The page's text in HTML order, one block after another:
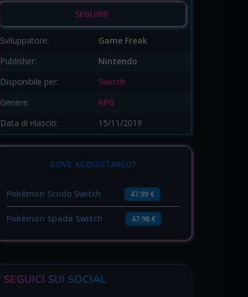
SEGUIMI
Sviluppatore:
Game Freak
Publisher:
Nintendo
Disponibile per:
Switch
Genere:
RPG
Data di rilascio:
15/11/2019
DOVE ACQUISTARLO?
Pokémon Scudo Switch 47.99 €
Pokémon Spada Switch 47.98 €
SEGUICI SUI SOCIAL